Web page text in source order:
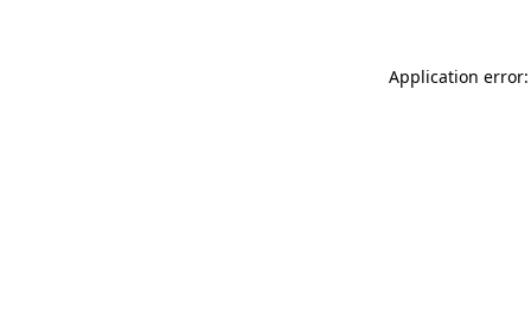
Application